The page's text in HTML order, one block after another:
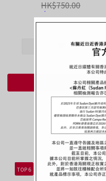
HK$750.00
查
限
TOP 6